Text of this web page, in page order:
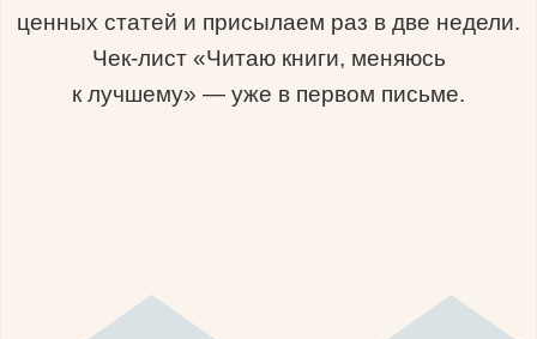
ценных статей и присылаем раз в две недели.
Чек-лист «Читаю книги, меняюсь
к лучшему» — уже в первом письме.